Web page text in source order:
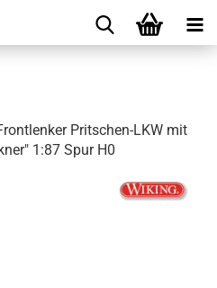
Pritschen-LKW mit
1:87 Spur H0